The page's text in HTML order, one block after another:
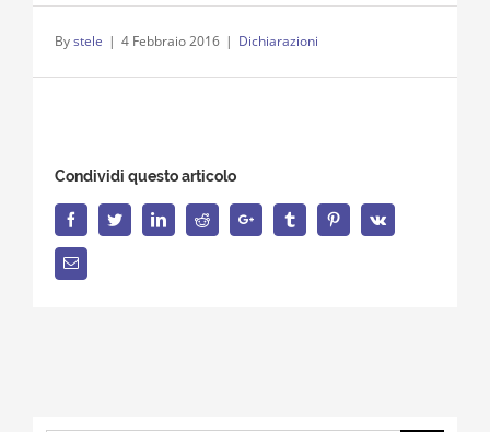
Bystele | 4 Febbraio 2016 | Dichiarazioni
Condividi questo articolo
FacebookTwitterLinkedInReddit Google+ Tumblr PinterestVk
Email